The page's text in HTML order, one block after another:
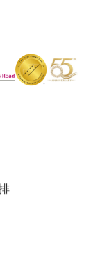
助